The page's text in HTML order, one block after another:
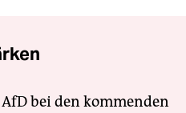
bei den kommenden